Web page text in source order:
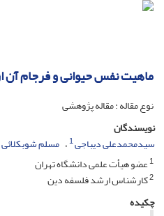
ماهیت نفس حیوانی و فرجام آن
نوع مقاله : مقاله پژوهشی
نویسندگان
سیدمحمدعلی دیباجی1 مسلم شوبکلائی
1عضو هیأت علمی دانشگاه تهران
2کارشناس ارشد فلسفه دین
چکیده